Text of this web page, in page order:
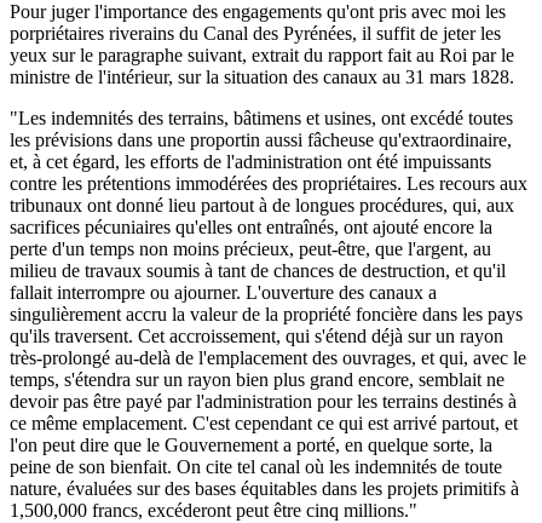
Pour juger l'importance des engagements qu'ont pris avec moi les
porpriétaires riverains du Canal des Pyrénées, il suffit de jeter les
yeux sur le paragraphe suivant, extrait du rapport fait au Roi par le
ministre de l'intérieur, sur la situation des canaux au 31 mars 1828.
"Les indemnités des terrains, bâtimens et usines, ont excédé toutes
les prévisions dans une proportin aussi fâcheuse qu'extraordinaire,
et, à cet égard, les efforts de l'administration ont été impuissants
contre les prétentions immodérées des propriétaires. Les recours aux
tribunaux ont donné lieu partout à de longues procédures, qui, aux
sacrifices pécuniaires qu'elles ont entraînés, ont ajouté encore la
perte d'un temps non moins précieux, peut-être, que l'argent, au
milieu de travaux soumis à tant de chances de destruction, et qu'il
fallait interrompre ou ajourner. L'ouverture des canaux a
singulièrement accru la valeur de la propriété foncière dans les pays
qu'ils traversent. Cet accroissement, qui s'étend déjà sur un rayon
très-prolongé au-delà de l'emplacement des ouvrages, et qui, avec le
temps, s'étendra sur un rayon bien plus grand encore, semblait ne
devoir pas être payé par l'administration pour les terrains destinés à
ce même emplacement. C'est cependant ce qui est arrivé partout, et
l'on peut dire que le Gouvernement a porté, en quelque sorte, la
peine de son bienfait. On cite tel canal où les indemnités de toute
nature, évaluées sur des bases équitables dans les projets primitifs à
1,500,000 francs, excéderont peut être cinq millions."